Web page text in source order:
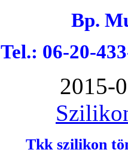
Bp.
Tel.: 06-20-
2015-
Tkk szilikon